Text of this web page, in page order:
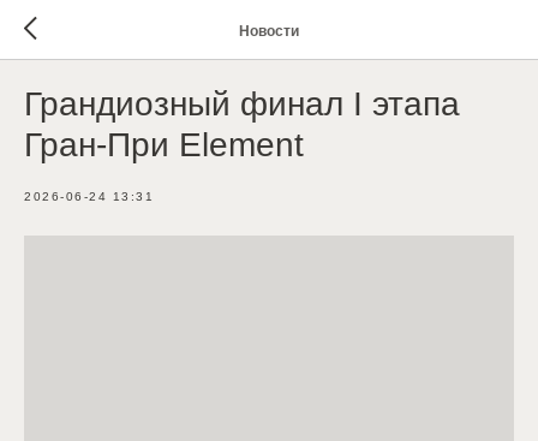
Новости
Грандиозный финал I этапа
Гран-При Element
2026-06-24 13:31